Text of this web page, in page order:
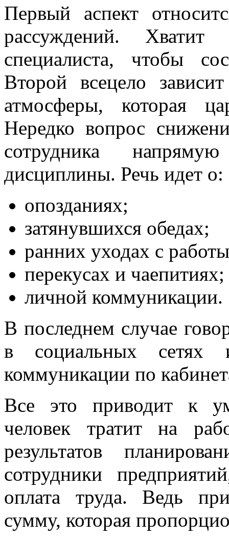
Первый аспект
рассуждений.
специалиста, чтобы
Второй всецело
атмосферы, которая
Нередко вопрос
сотрудника
дисциплины. Речь идет о:
опозданиях;
затянувшихся обедах;
ранних уходах с
перекусах и чаепитиях;
личной коммуникации.
В последнем случае
в социальных сетях
коммуникации по
Все это приводит к
человек тратит на
результатов
сотрудники
оплата труда. Ведь
сумму, которая